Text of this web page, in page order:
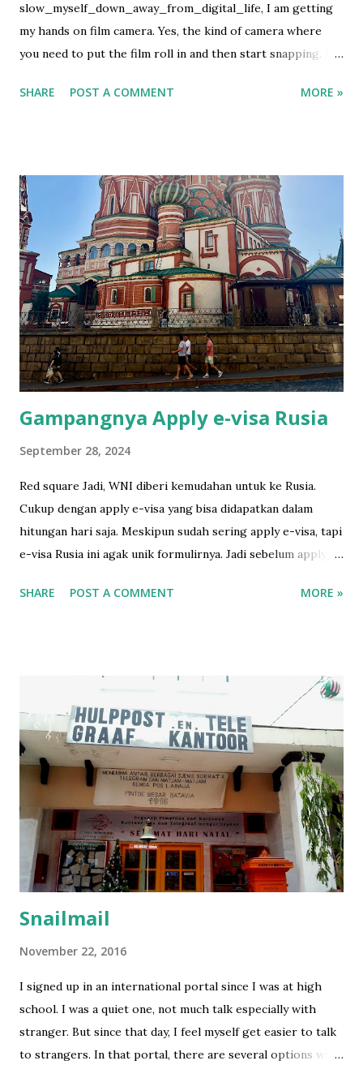
slow_myself_down_away_from_digital_life, I am getting
my hands on film camera. Yes, the kind of camera where
you need to put the film roll in and then start snapping. If
we let the fate decide. This is not my first rodeo on using
first film roll to take photos of my favorite people. So it
has more human than random pictures. It was on family
event. After the last shot, I wanted to develop it before I
flew to Bali but they had no lab. Luckily we have the lab in
Bali. I developed and scanned the film in Ojisanfilmlab Bali.
They're just a google away. They sell the roll as well. I had
to tell the TSA to do the hand checking rather putting it
through the scanner. They understood. Cimol hides
himself in his favorite sp...
SHARE POST A COMMENT MORE »
Gampangnya Apply e-visa Rusia
September 28, 2024
Red square Jadi, WNI diberi kemudahan untuk ke Rusia.
Cukup dengan apply e-visa yang bisa didapatkan dalam
hitungan hari saja. Meskipun sudah sering apply e-visa, tapi
e-visa Rusia ini agak unik formulirnya. Jadi sebelum apply,
mudah dipahami. Sebelum isi formulir online, ada baiknya
yang ada di sana. Asuransi yang gw beli dari sini . Tadinya
setelah beli kok nggak ada info apapun, bahkan bukti bayar
pun nggak ada. Tapi petugasnya cukup tangkas setelah gw
email, gw langsung dapat asuransinya. Nomer asuransi
diperlukan untuk mengisi formulir, jadi harus beli asuransi
sebelum apply visa. Nah, bagi gw, ini formulir baru kali ini
dapat pertanyaan yang unik-unik semacam apakah pernah
pelatihan militer, wajib militer, pernah pegang / punya
senjata, bahkan sampai ...
SHARE POST A COMMENT MORE »
Snailmail
November 22, 2016
I signed up in an international portal since I was at high
school. I was a quiet one, not much talk especially with
stranger. But since that day, I feel myself get easier to talk
to strangers. In that portal, there are several options why